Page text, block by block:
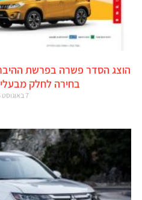
בחירה לחלק
7 באוגוסט 2026